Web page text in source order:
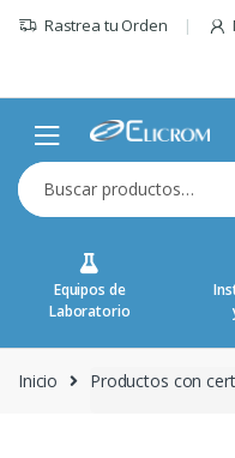
Rastrea tu Orden
Buscar
por:
Equipos de
Laboratorio
Inicio Productos con